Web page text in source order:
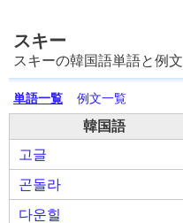
スキー
スキーの韓国語単語と例文
単語一覧 例文一覧
韓国語
고글
곤돌라
다운힐